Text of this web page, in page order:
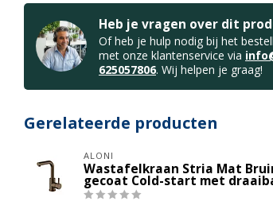
Heb je vragen over dit
Of heb je hulp nodig bij het
met onze klantenservice via
625057806. Wij helpen je graag!
Gerelateerde producten
ALONI
Wastafelkraan Stria Mat
gecoat Cold-start met